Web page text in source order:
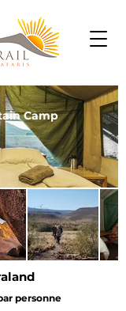
Camp
personne